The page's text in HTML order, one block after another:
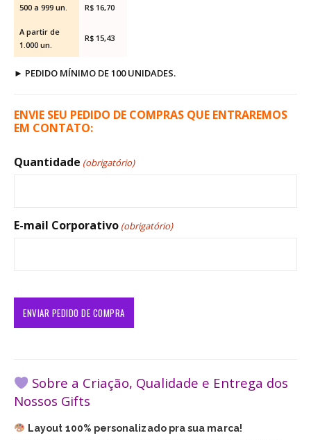
500 a 999 un. R$ 16,70
A partir de
1.000 un.
R$ 15,43
► PEDIDO MÍNIMO DE 100 UNIDADES.
ENVIE SEU PEDIDO DE COMPRAS QUE ENTRAREMOS
EM CONTATO:
Quantidade (obrigatório)
E-mail Corporativo (obrigatório)
Sobre a Criação, Qualidade e Entrega dos
Nossos Gifts
Layout 100% personalizado pra sua marca!